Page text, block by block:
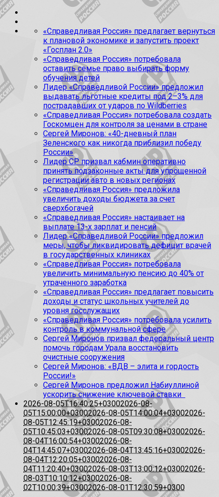
«Справедливая Россия» предлагает вернуться
к плановой экономике и запустить проект
«Госплан 2.0»
«Справедливая Россия» потребовала
оставить семье право выбирать форму
обучения детей
Лидер «Справедливой России» предложил
выдавать льготные кредиты под 2–3% для
пострадавших от ударов по Wildberries
«Справедливая Россия» потребовала создать
Госкомцен для контроля за ценами в стране
Сергей Миронов: «40-дневный план
Зеленского как никогда приблизил победу
России»
Лидер СР призвал кабмин оперативно
принять подзаконные акты для упрощенной
регистрации авто в новых регионах
«Справедливая Россия» предложила
увеличить доходы бюджета за счет
сверхбогачей
«Справедливая Россия» настаивает на
выплате 13-х зарплат и пенсий
Лидер «Справедливой России» предложил
меры, чтобы ликвидировать дефицит врачей
в государственных клиниках
«Справедливая Россия» потребовала
увеличить минимальную пенсию до 40% от
утраченного заработка
«Справедливая Россия» предлагает повысить
доходы и статус школьных учителей до
уровня госслужащих
«Справедливая Россия» потребовала усилить
контроль в коммунальной сфере
Сергей Миронов призвал федеральный центр
помочь городам Урала восстановить
очистные сооружения
Сергей Миронов: «ВДВ – элита и гордость
России!»
Сергей Миронов предложил Набиуллиной
ускорить снижение ключевой ставки
2026-08-05T16:40:25+03002026-08-
05T15:00:00+03002026-08-05T14:00:04+03002026-
08-05T12:45:19+03002026-08-
05T10:45:03+03002026-08-05T09:30:08+03002026-
08-04T16:00:54+03002026-08-
04T14:45:07+03002026-08-04T13:45:16+03002026-
08-04T12:20:05+03002026-08-
04T11:20:40+03002026-08-03T13:00:12+03002026-
08-03T10:10:12+03002026-08-
02T10:00:39+03002026-08-01T12:30:59+0300